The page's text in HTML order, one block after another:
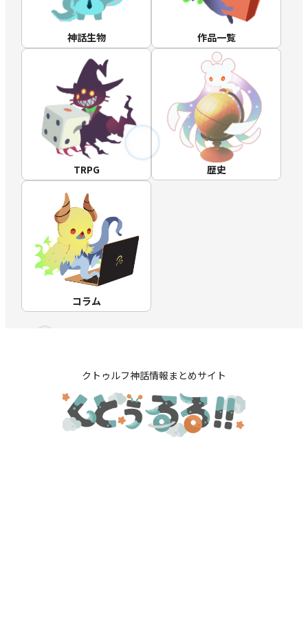
神話生物 作品一覧
TRPG 歴史
コラム
クトゥルフ神話情報まとめサイト